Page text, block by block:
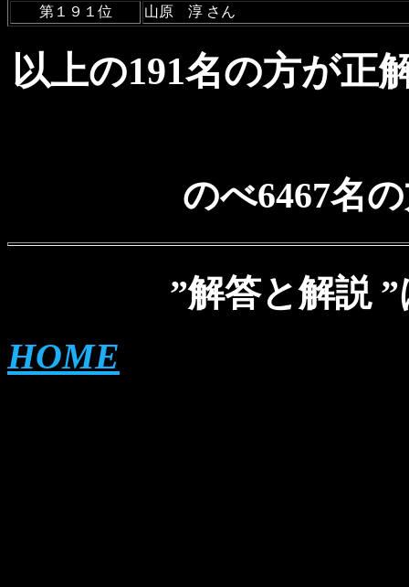
第１９１位
山原 淳 さん
以上の191名の方が正
のべ6467名
”解答と解説 ”
HOME